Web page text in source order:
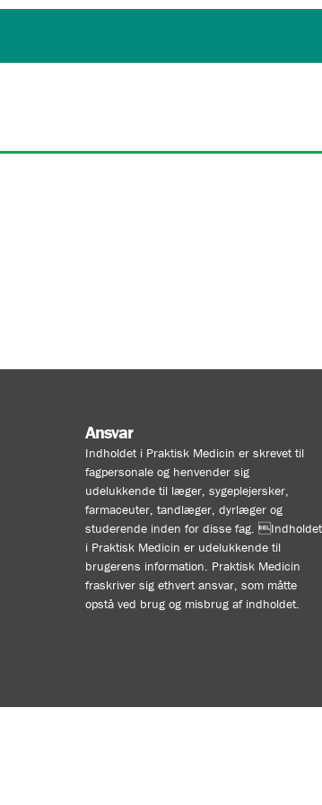
Ansvar
Indholdet i Praktisk Medicin er skrevet til
fagpersonale og henvender sig
udelukkende til læger, sygeplejersker,
farmaceuter, tandlæger, dyrlæger og
studerende inden for disse fag. Indholdet
i Praktisk Medicin er udelukkende til
brugerens information. Praktisk Medicin
fraskriver sig ethvert ansvar, som måtte
opstå ved brug og misbrug af indholdet.